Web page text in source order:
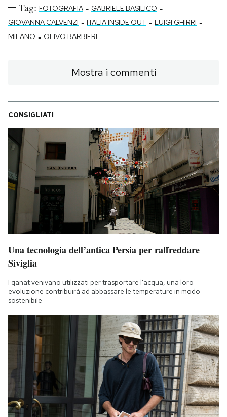
Tag: FOTOGRAFIA - GABRIELE BASILICO -
GIOVANNA CALVENZI - ITALIA INSIDE OUT - LUIGI GHIRRI -
MILANO - OLIVO BARBIERI
Mostra i commenti
CONSIGLIATI
Una tecnologia dell’antica Persia per raffreddare
Siviglia
I qanat venivano utilizzati per trasportare l'acqua, una loro
evoluzione contribuirà ad abbassare le temperature in modo
sostenibile